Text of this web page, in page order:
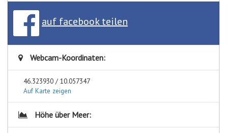
auf facebook teilen
Webcam-Koordinaten:
46.323930 / 10.057347
Auf Karte zeigen
Höhe über Meer: